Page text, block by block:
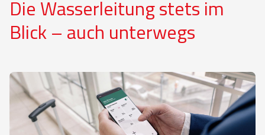
Die Wasserleitung stets im
Blick – auch unterwegs